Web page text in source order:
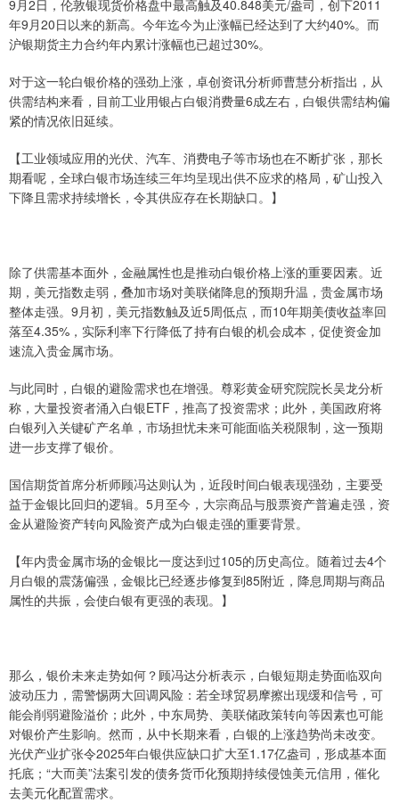
9月2日，伦敦银现货价格盘中最高触及40.848美元/盎司，创下2011
年9月20日以来的新高。今年迄今为止涨幅已经达到了大约40%。而
沪银期货主力合约年内累计涨幅也已超过30%。
对于这一轮白银价格的强劲上涨，卓创资讯分析师曹慧分析指出，从
供需结构来看，目前工业用银占白银消费量6成左右，白银供需结构偏
紧的情况依旧延续。
【工业领域应用的光伏、汽车、消费电子等市场也在不断扩张，那长
期看呢，全球白银市场连续三年均呈现出供不应求的格局，矿山投入
下降且需求持续增长，令其供应存在长期缺口。】
除了供需基本面外，金融属性也是推动白银价格上涨的重要因素。近
期，美元指数走弱，叠加市场对美联储降息的预期升温，贵金属市场
整体走强。9月初，美元指数触及近5周低点，而10年期美债收益率回
落至4.35%，实际利率下行降低了持有白银的机会成本，促使资金加
速流入贵金属市场。
与此同时，白银的避险需求也在增强。尊彩黄金研究院院长吴龙分析
称，大量投资者涌入白银ETF，推高了投资需求；此外，美国政府将
白银列入关键矿产名单，市场担忧未来可能面临关税限制，这一预期
进一步支撑了银价。
国信期货首席分析师顾冯达则认为，近段时间白银表现强劲，主要受
益于金银比回归的逻辑。5月至今，大宗商品与股票资产普遍走强，资
金从避险资产转向风险资产成为白银走强的重要背景。
【年内贵金属市场的金银比一度达到过105的历史高位。随着过去4个
月白银的震荡偏强，金银比已经逐步修复到85附近，降息周期与商品
属性的共振，会使白银有更强的表现。】
那么，银价未来走势如何？顾冯达分析表示，白银短期走势面临双向
波动压力，需警惕两大回调风险：若全球贸易摩擦出现缓和信号，可
能会削弱避险溢价；此外，中东局势、美联储政策转向等因素也可能
对银价产生影响。然而，从中长期来看，白银的上涨趋势尚未改变。
光伏产业扩张令2025年白银供应缺口扩大至1.17亿盎司，形成基本面
托底；“大而美”法案引发的债务货币化预期持续侵蚀美元信用，催化
去美元化配置需求。